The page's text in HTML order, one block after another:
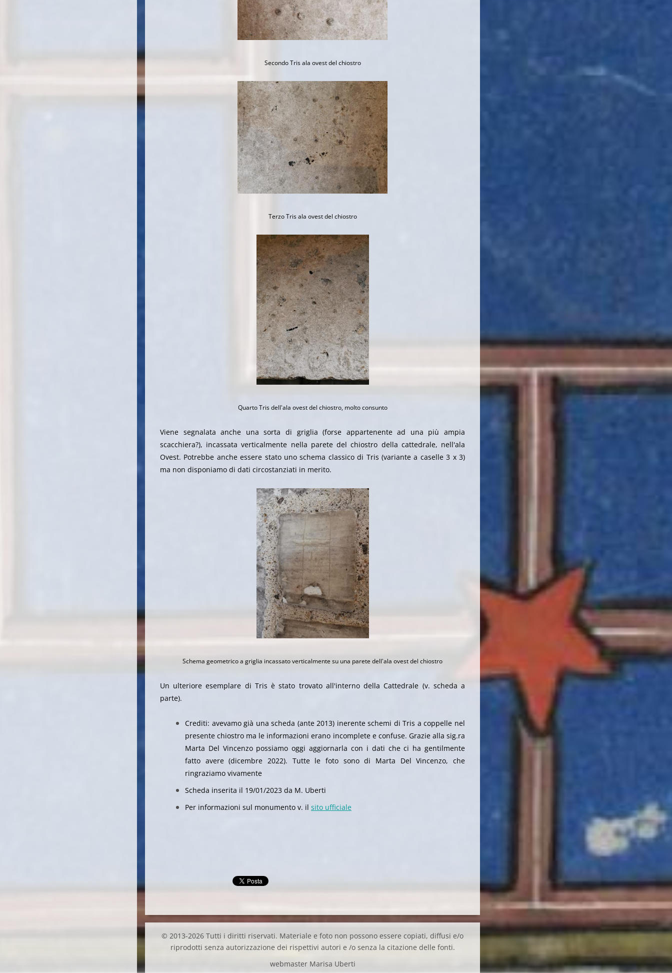
Secondo Tris ala ovest del chiostro
Terzo Tris ala ovest del chiostro
Quarto Tris dell'ala ovest del chiostro, molto consunto
Viene segnalata anche una sorta di griglia (forse appartenente ad una più ampia
scacchiera?), incassata verticalmente nella parete del chiostro della cattedrale, nell'ala
Ovest. Potrebbe anche essere stato uno schema classico di Tris (variante a caselle 3 x 3)
ma non disponiamo di dati circostanziati in merito.
Schema geometrico a griglia incassato verticalmente su una parete dell'ala ovest del chiostro
Un ulteriore esemplare di Tris è stato trovato all'interno della Cattedrale (v. scheda a
parte).
Crediti: avevamo già una scheda (ante 2013) inerente schemi di Tris a coppelle nel
presente chiostro ma le informazioni erano incomplete e confuse. Grazie alla sig.ra
Marta Del Vincenzo possiamo oggi aggiornarla con i dati che ci ha gentilmente
fatto avere (dicembre 2022). Tutte le foto sono di Marta Del Vincenzo, che
ringraziamo vivamente
Scheda inserita il 19/01/2023 da M. Uberti
Per informazioni sul monumento v. il sito ufficiale
© 2013-2026 Tutti i diritti riservati. Materiale e foto non possono essere copiati, diffusi e/o
riprodotti senza autorizzazione dei rispettivi autori e /o senza la citazione delle fonti.
webmaster Marisa Uberti